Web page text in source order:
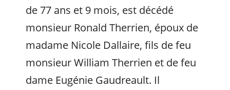
de 77 ans et 9 mois, est décédé
monsieur Ronald Therrien, époux de
madame Nicole Dallaire, fils de feu
monsieur William Therrien et de feu
dame Eugénie Gaudreault. Il